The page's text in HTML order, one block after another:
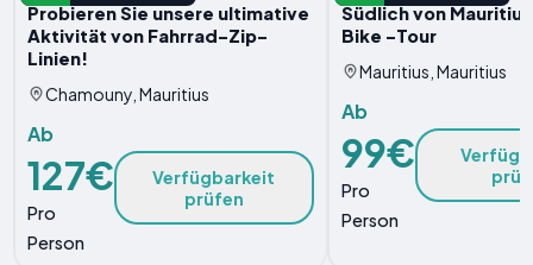
Probieren Sie unsere ultimative
Aktivität von Fahrrad-Zip-
Linien!
Chamouny, Mauritius
Ab
127€
Pro
Person
Verfügbarkeit
prüfen
Südlich von
Bike -Tour
Mauritius, Mauritius
Ab
99€
Pro
Person